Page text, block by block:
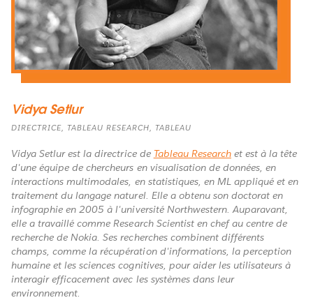
Vidya Setlur
DIRECTRICE, TABLEAU RESEARCH, TABLEAU
Vidya Setlur est la directrice de Tableau Researchet est à la tête
d'une équipe de chercheurs en visualisation de données, en
interactions multimodales, en statistiques, en ML appliqué et en
traitement du langage naturel. Elle a obtenu son doctorat en
infographie en 2005 à l'université Northwestern. Auparavant,
elle a travaillé comme Research Scientist en chef au centre de
recherche de Nokia. Ses recherches combinent différents
champs, comme la récupération d'informations, la perception
humaine et les sciences cognitives, pour aider les utilisateurs à
interagir efficacement avec les systèmes dans leur
environnement.